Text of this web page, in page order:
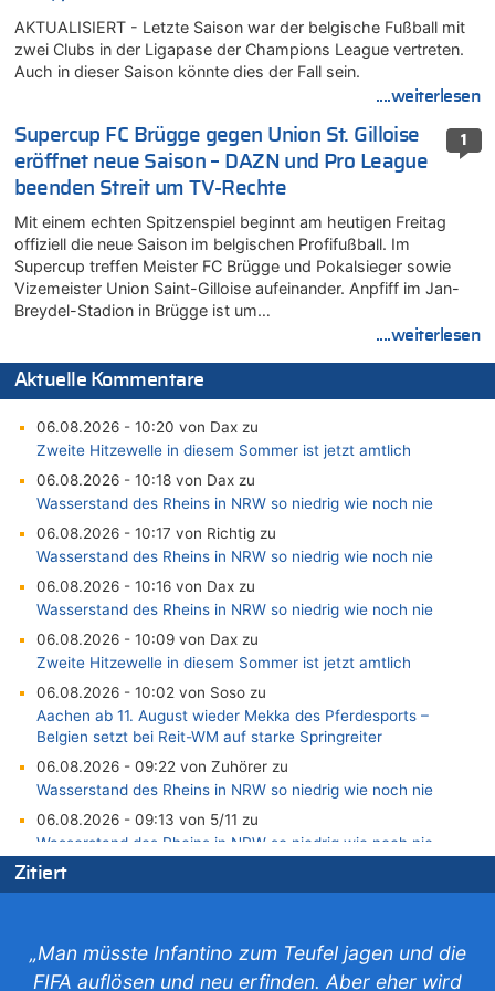
AKTUALISIERT - Letzte Saison war der belgische Fußball mit
zwei Clubs in der Ligapase der Champions League vertreten.
Auch in dieser Saison könnte dies der Fall sein.
....weiterlesen
1
Supercup FC Brügge gegen Union St. Gilloise
eröffnet neue Saison – DAZN und Pro League
beenden Streit um TV-Rechte
Mit einem echten Spitzenspiel beginnt am heutigen Freitag
offiziell die neue Saison im belgischen Profifußball. Im
Supercup treffen Meister FC Brügge und Pokalsieger sowie
Vizemeister Union Saint-Gilloise aufeinander. Anpfiff im Jan-
Breydel-Stadion in Brügge ist um…
....weiterlesen
Aktuelle Kommentare
06.08.2026 - 10:20 von Dax zu
Zweite Hitzewelle in diesem Sommer ist jetzt amtlich
06.08.2026 - 10:18 von Dax zu
Wasserstand des Rheins in NRW so niedrig wie noch nie
06.08.2026 - 10:17 von Richtig zu
Wasserstand des Rheins in NRW so niedrig wie noch nie
06.08.2026 - 10:16 von Dax zu
Wasserstand des Rheins in NRW so niedrig wie noch nie
06.08.2026 - 10:09 von Dax zu
Zweite Hitzewelle in diesem Sommer ist jetzt amtlich
06.08.2026 - 10:02 von Soso zu
Aachen ab 11. August wieder Mekka des Pferdesports –
Belgien setzt bei Reit-WM auf starke Springreiter
06.08.2026 - 09:22 von Zuhörer zu
Wasserstand des Rheins in NRW so niedrig wie noch nie
06.08.2026 - 09:13 von 5/11 zu
Wasserstand des Rheins in NRW so niedrig wie noch nie
06.08.2026 - 09:05 von 5/11 zu
Mehrere Menschen in Londons City niedergestochen
Mehrere Menschen in Londons City niedergestochen
06.08.2026 - 07:33 von Carine zu
Zitiert
„Man müsste Infantino zum Teufel jagen und die
FIFA auflösen und neu erfinden. Aber eher wird